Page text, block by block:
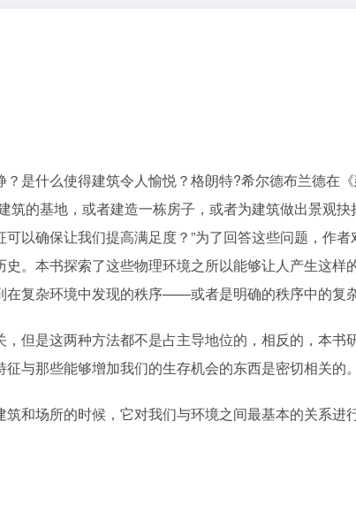
是什么使得建筑令人愉悦？格朗特?希尔德布兰德在
筑的基地，或者建造一栋房子，或者为建筑做出景观
以确保让我们提高满足度？”为了回答这些问题，作
。本书探索了这些物理环境之所以能够让人产生这样
复杂环境中发现的秩序——或者是明确的秩序中的复
但是这两种方法都不是占主导地位的，相反的，本
与那些能够增加我们的生存机会的东西是密切相关
和场所的时候，它对我们与环境之间最基本的关系进